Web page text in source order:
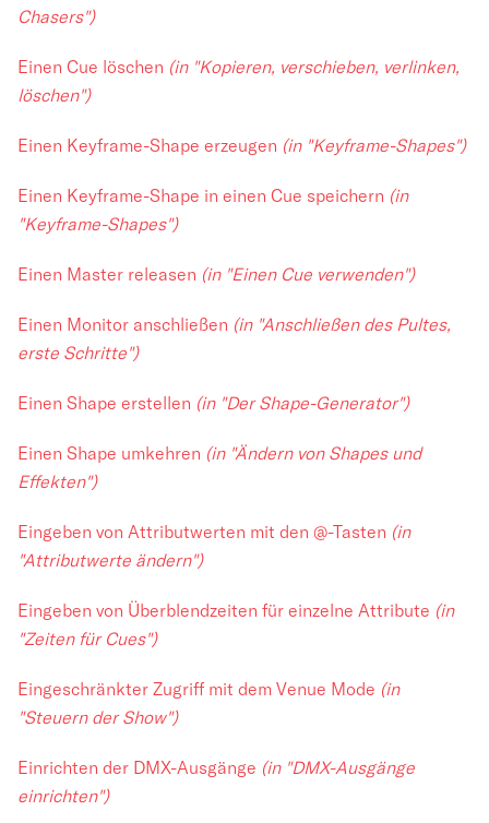
Chasers")
Einen Cue löschen (in "Kopieren, verschieben, verlinken,
löschen")
Einen Keyframe-Shape erzeugen (in "Keyframe-Shapes")
Einen Keyframe-Shape in einen Cue speichern (in
"Keyframe-Shapes")
Einen Master releasen (in "Einen Cue verwenden")
Einen Monitor anschließen (in "Anschließen des Pultes,
erste Schritte")
Einen Shape erstellen (in "Der Shape-Generator")
Einen Shape umkehren (in "Ändern von Shapes und
Effekten")
Eingeben von Attributwerten mit den @-Tasten (in
"Attributwerte ändern")
Eingeben von Überblendzeiten für einzelne Attribute (in
"Zeiten für Cues")
Eingeschränkter Zugriff mit dem Venue Mode (in
"Steuern der Show")
Einrichten der DMX-Ausgänge (in "DMX-Ausgänge
einrichten")